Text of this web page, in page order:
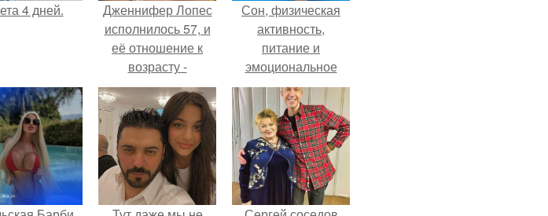
4 дней.
Дженнифер Лопес
исполнилось 57, и
её отношение к
возрасту -
настоящий
манифест
уверенности: "не
говорите, что я
отлично выгляжу
для 57.
Сон, физическая
активность,
питание и
эмоциональное
состояние!